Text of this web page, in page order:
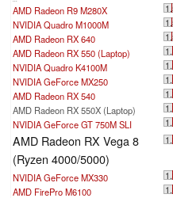
AMD Radeon R9 M280X
NVIDIA Quadro M1000M
AMD Radeon RX 640
AMD Radeon RX 550 (Laptop)
NVIDIA Quadro K4100M
NVIDIA GeForce MX250
AMD Radeon RX 540
AMD Radeon RX 550X (Laptop)
NVIDIA GeForce GT 750M SLI
AMD Radeon RX Vega 8
(Ryzen 4000/5000)
NVIDIA GeForce MX330
AMD FirePro M6100